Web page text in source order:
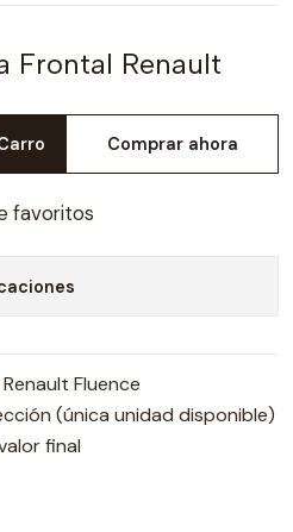
Frontal Renault
Comprar ahora
favoritos
Fluence
(única unidad disponible)
final